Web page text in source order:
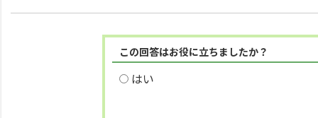
この回答はお役に立ちましたか？
はい